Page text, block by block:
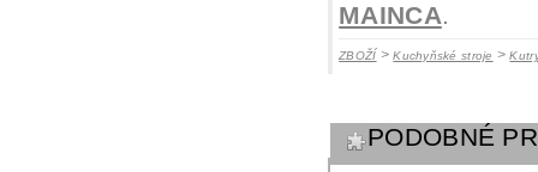
MAINCA.
ZBOŽÍ >Kuchyňské stroje >
PODOBNÉ